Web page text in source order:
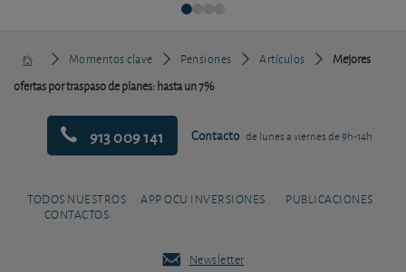
Momentos clave Pensiones Artículos
Mejores
ofertas por traspaso de planes: hasta un 7%
913 009 141 Contacto de lunes a viernes de 9h-14h
TODOS NUESTROS
CONTACTOS
APP OCU INVERSIONES PUBLICACIONES
Newsletter